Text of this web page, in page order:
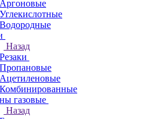
Аргоновые
Углекислотные
Водородные
Назад
Резаки
Пропановые
Ацетиленовые
Комбинированные
газовые
Назад